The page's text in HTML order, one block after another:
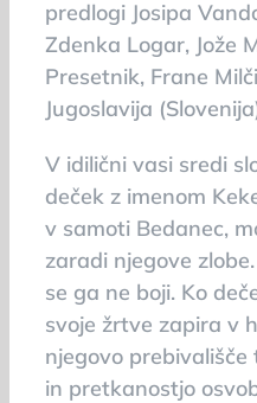
predlogi Josipa
Zdenka Logar, Jože
Presetnik, Frane
Jugoslavija
V idilični vasi sredi
deček z imenom
v samoti Bedanec,
zaradi njegove
se ga ne boji. Ko
svoje žrtve zapira v
njegovo
in pretkanostjo